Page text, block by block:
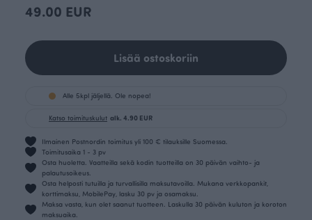
49.00 EUR
Lisää ostoskoriin
Alle 5kpl jäljellä. Ole nopea!
Katso toimituskulut alk. 4.90 EUR
Ilmainen Postnordin toimitus yli 100 € tilauksille Suomessa.
Toimitusaika 1 - 3 pv
Osta huoletta. Vaatteilla sekä kodin tuotteilla on 30 päivän vaihto- ja
palautusoikeus.
Osta helposti tutuilla ja turvallisilla maksutavoilla. Mukana verkkopankit,
korttimaksu, MobilePay, lasku 30 pv ja osamaksu.
Maksa vasta, kun olet saanut tuotteen. Laskulla 30 päivän kuluton ja koroton
maksuaika.